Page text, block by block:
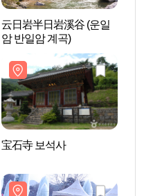
云日岩半日岩溪谷 (운일
암 반일암 계곡)
宝石寺 보석사